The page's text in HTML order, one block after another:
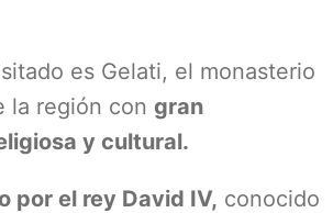
es Gelati, el monasterio
la región con gran
y cultural.
por el rey David IV, conocido